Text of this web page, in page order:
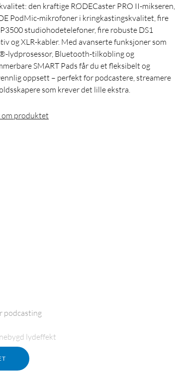
den kraftige RØDECaster PRO II-mikseren,
PodMic-mikrofoner i kringkastingskvalitet, fire
studiohodetelefoner, fire robuste DS1
og XLR-kabler. Med avanserte funksjoner som
lydprosessor, Bluetooth-tilkobling og
SMART Pads får du et fleksibelt og
oppsett – perfekt for podcastere, streamere
som krever det lille ekstra.
om produktet
podcasting
lydeffekt